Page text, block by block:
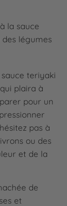
la sauce
légumes
teriyaki
plaira à
pour un
pas à
ou des
et de la
de
et